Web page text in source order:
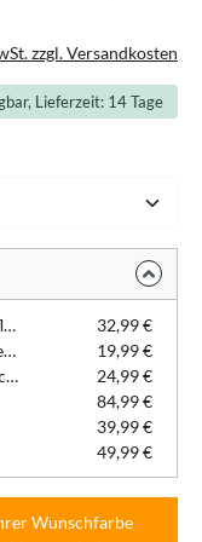
zzgl. Versandkosten
Lieferzeit: 14 Tage
DentaClean Kunstlederreiniger 1000 ml - Nachfüllflasche
32,99 €
DentaClean Kunstlederreiniger 200 ml - Schaumspenderflasche
19,99 €
DentaProtect Schutz und Pflege für Kunstleder - Tuchspenderdose
24,99 €
84,99 €
39,99 €
49,99 €
Wunschfarbe